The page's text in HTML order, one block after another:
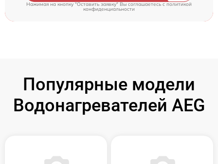
Нажимая на кнопку "Оставить заявку" Вы соглашаетесь cполитикой
конфиденциальности
Популярные модели
Водонагревателей AEG